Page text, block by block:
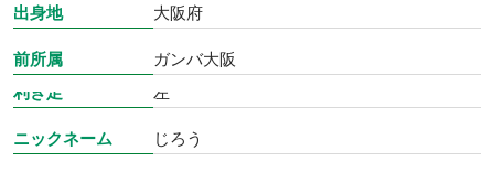
出身地
大阪府
前所属
ガンバ大阪
利き足
左
ニックネーム
じろう